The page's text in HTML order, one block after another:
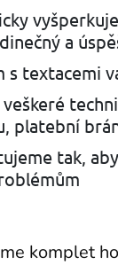
a
s textacemi
platební
tak,
komplet